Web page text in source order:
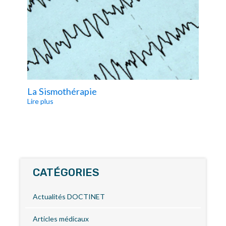
La Sismothérapie
Lire plus
CATÉGORIES
Actualités DOCTINET
Articles médicaux